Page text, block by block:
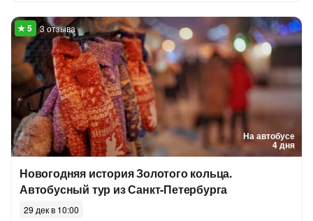
На автобусе
4 дня
3 отзыва
Новогодняя история Золотого кольца.
Автобусный тур из Санкт-Петербурга
29 дек в 10:00